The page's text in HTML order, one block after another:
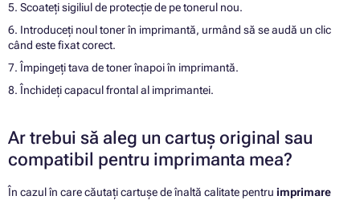
5. Scoateți sigiliul de protecție de pe tonerul nou.
6. Introduceți noul toner în imprimantă, urmând să se audă un clic
când este fixat corect.
7. Împingeți tava de toner înapoi în imprimantă.
8. Închideți capacul frontal al imprimantei.
Ar trebui să aleg un cartuș original sau
compatibil pentru imprimanta mea?
În cazul în care căutați cartușe de înaltă calitate pentru imprimare